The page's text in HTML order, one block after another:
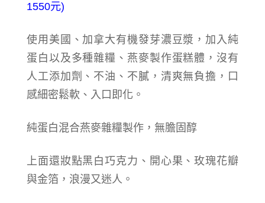
1550元)
使用美國、加拿大有機發芽濃豆漿，加入純
蛋白以及多種雜糧、燕麥製作蛋糕體，沒有
人工添加劑、不油、不膩，清爽無負擔，口
感細密鬆軟、入口即化。
純蛋白混合燕麥雜糧製作，無膽固醇
上面還妝點黑白巧克力、開心果、玫瑰花瓣
與金箔，浪漫又迷人。